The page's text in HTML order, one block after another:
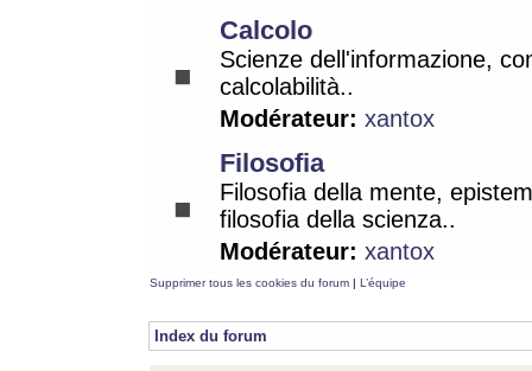
Calcolo
Scienze dell'informazione,
calcolabilità..
Modérateur: xantox
Filosofia
Filosofia della mente,
filosofia della scienza..
Modérateur: xantox
Supprimer tous les cookies du forum | L’équipe
Index du forum